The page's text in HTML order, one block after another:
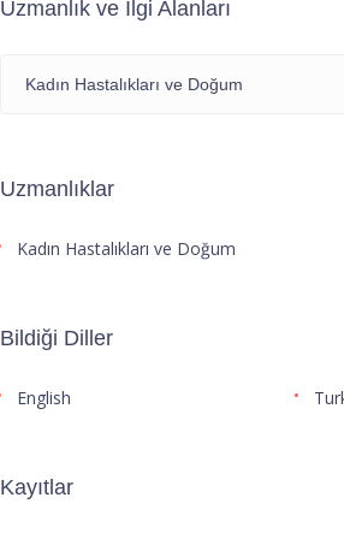
Uzmanlık ve İlgi Alanları
Kadın Hastalıkları ve Doğum
Uzmanlıklar
Kadın Hastalıkları ve Doğum
Bildiği Diller
English
Kayıtlar